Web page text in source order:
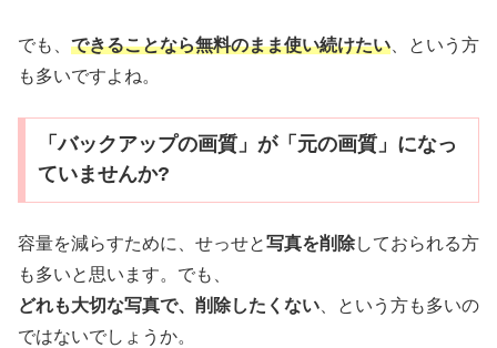
でも、 できることなら無料のまま使い続けたい 、という方
も多いですよね。
「バックアップの画質」が「元の画質」になっ
ていませんか?
容量を減らすために、せっせと写真を削除しておられる方
も多いと思います。でも、
どれも大切な写真で、削除したくない 、という方も多いの
ではないでしょうか。